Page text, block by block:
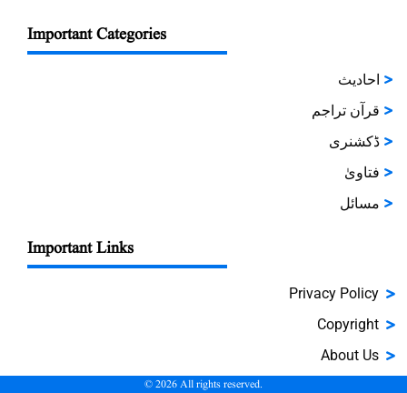
Important Categories
احادیث
قرآن تراجم
ڈکشنری
فتاویٰ
مسائل
Important Links
Privacy Policy
Copyright
About Us
©2026All rights reserved.